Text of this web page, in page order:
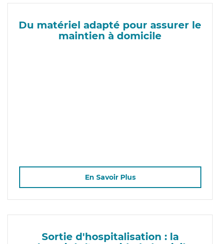
Du matériel adapté pour assurer le
maintien à domicile
En Savoir Plus
Sortie d'hospitalisation : la